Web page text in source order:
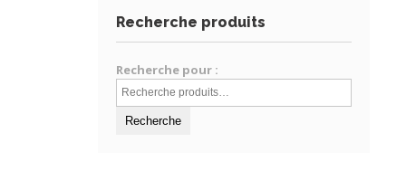
Recherche produits
Recherche pour :